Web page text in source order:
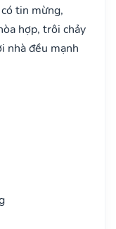
tin mừng,
hợp, trôi chảy
nhà đều mạnh